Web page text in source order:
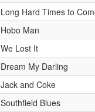
Long Hard Times to
Hobo Man
We Lost It
Dream My Darling
Jack and Coke
Southfield Blues